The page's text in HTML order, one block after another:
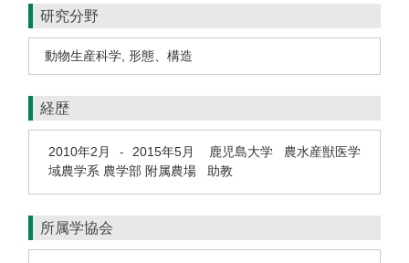
研究分野
動物生産科学 形態、構造
経歴
2010年2月 - 2015年5月
鹿児島大学 農水産獣医学
域農学系 農学部 附属農場 助教
所属学協会